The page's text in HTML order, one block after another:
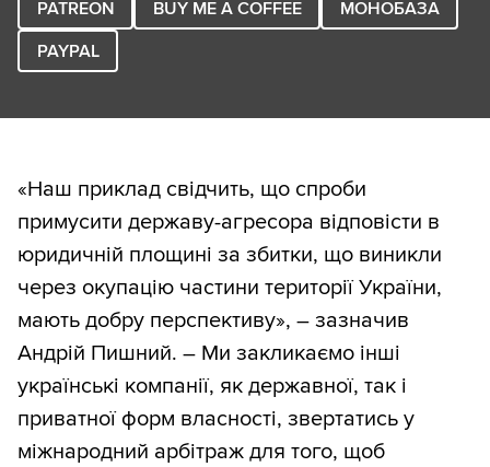
PATREON BUY ME A COFFEE
МОНОБАЗА
PAYPAL
«Наш приклад свідчить, що спроби
примусити державу-агресора відповісти в
юридичній площині за збитки, що виникли
через окупацію частини території України,
мають добру перспективу», – зазначив
Андрій Пишний. – Ми закликаємо інші
українські компанії, як державної, так і
приватної форм власності, звертатись у
міжнародний арбітраж для того, щоб